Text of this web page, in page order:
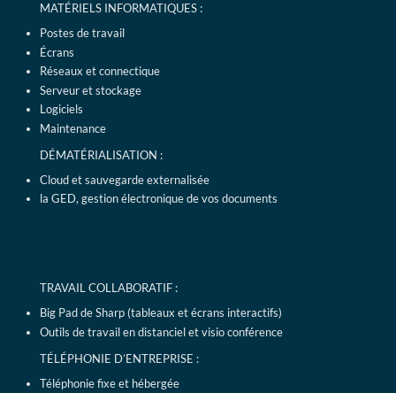
MATÉRIELS INFORMATIQUES :
Postes de travail
Écrans
Réseaux et connectique
Serveur et stockage
Logiciels
Maintenance
DÉMATÉRIALISATION :
Cloud et sauvegarde externalisée
la GED, gestion électronique de vos documents
TRAVAIL COLLABORATIF :
Big Pad de Sharp (tableaux et écrans interactifs)
Outils de travail en distanciel et visio conférence
TÉLÉPHONIE D’ENTREPRISE :
Téléphonie fixe et hébergée